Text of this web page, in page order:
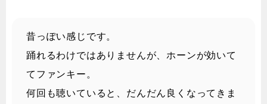
昔っぽい感じです。
踊れるわけではありませんが、ホーンが効いて
てファンキー。
何回も聴いていると、だんだん良くなってきま